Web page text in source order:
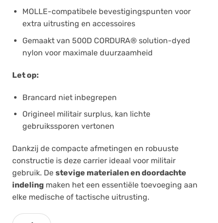
MOLLE-compatibele bevestigingspunten voor
extra uitrusting en accessoires
Gemaakt van 500D CORDURA® solution-dyed
nylon voor maximale duurzaamheid
Let op:
Brancard niet inbegrepen
Origineel militair surplus, kan lichte
gebruikssporen vertonen
Dankzij de compacte afmetingen en robuuste
constructie is deze carrier ideaal voor militair
gebruik. De stevige materialen en doordachte
indeling maken het een essentiële toevoeging aan
elke medische of tactische uitrusting.
North American Rescue Talon II Assault Litter Carrier